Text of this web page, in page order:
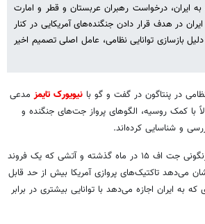
ایران، درخواست رهبران عربستان و قطر و امارت
ایران در هدف قرار دادن جنگنده‌های آمریکایی در کنار
بازسازی توانایی نظامی، عامل اصلی تصمیم اخیر
در پنتاگون در گفت و گو با نیویورک تایمزمدعی
با کمک روسیه، الگوهای پرواز جت‌های جنگنده و
و شناسایی کرده‌اند.
این مقام هشدار داد که سرنگونی جت اف ۱۵ در ماه گذشته و آتشی که یک فروند
نشان می‌دهد تاکتیک‌های پروازی آمریکا بیش از حد قابل
به ایران اجازه می‌دهد با توانایی بیشتری در برابر